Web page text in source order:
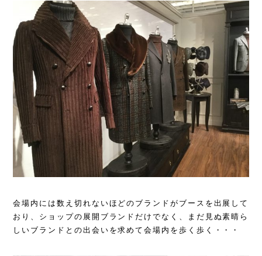
会場内には数え切れないほどのブランドがブースを出展して
おり、ショップの展開ブランドだけでなく、まだ見ぬ素晴ら
しいブランドとの出会いを求めて会場内を歩く歩く・・・